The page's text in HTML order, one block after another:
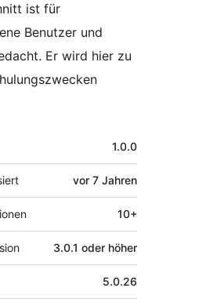
ist für
Benutzer und
Er wird hier zu
1.0.0
vor 7 Jahren
10+
3.0.1 oder höher
5.0.26